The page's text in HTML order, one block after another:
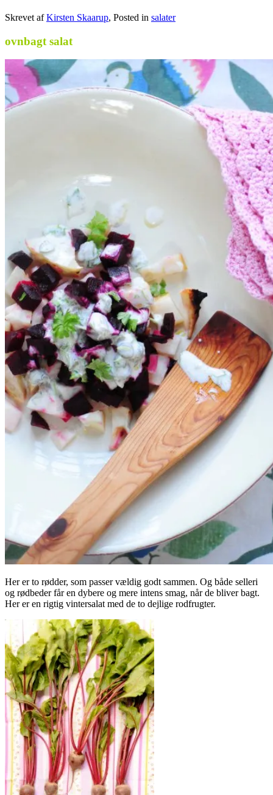
Skrevet afKirsten Skaarup, Posted in salater
ovnbagt salat
Her er to rødder, som passer vældig godt sammen. Og både selleri
og rødbeder får en dybere og mere intens smag, når de bliver bagt.
Her er en rigtig vintersalat med de to dejlige rodfrugter.